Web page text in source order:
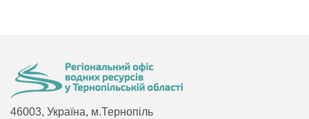
46003, Україна, м.Тернопіль